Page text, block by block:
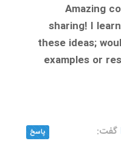
Amazing
sharing! I
these ideas;
examples or
گفت: پاسخ